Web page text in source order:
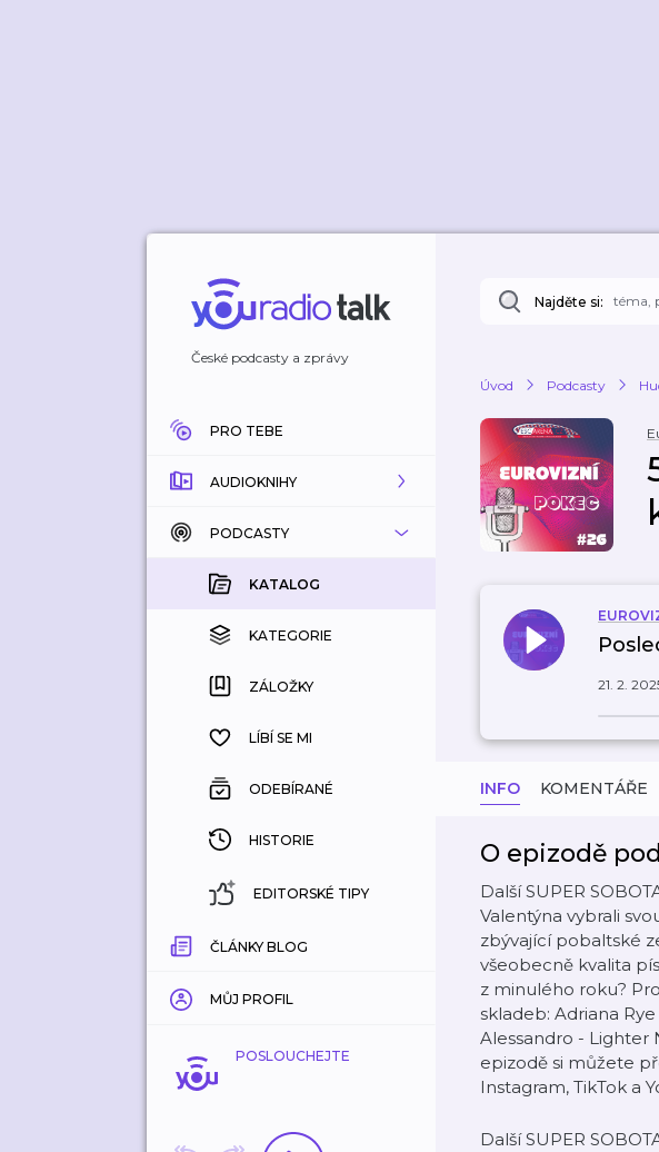
České podcasty a zprávy
PRO TEBE
AUDIOKNIHY
KATALOG
KOUPENÉ
KATEGORIE
ZÁLOŽKY
HISTORIE
PODCASTY
KATALOG
KATEGORIE
ZÁLOŽKY
LÍBÍ SE MI
ODEBÍRANÉ
HISTORIE
EDITORSKÉ TIPY
ČLÁNKY BLOG
MŮJ PROFIL
POSLOUCHEJTE
Najděte si:
Úvod Podcasty
21. 2.
INFO KOMENTÁŘE
O epizodě
Další SUPER
Valentýna vybrali
zbývající pobaltské
všeobecně kvalita
z minulého roku?
skladeb: Adriana
Alessandro - Lighter
epizodě si můžete
⁠⁠⁠Instagram⁠⁠⁠⁠⁠⁠⁠⁠⁠⁠⁠⁠⁠, ⁠⁠⁠⁠⁠⁠⁠⁠⁠⁠TikTok⁠⁠⁠⁠⁠⁠⁠⁠⁠⁠⁠⁠⁠ a
Další SUPER